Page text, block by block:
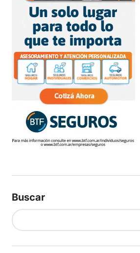
Buscar